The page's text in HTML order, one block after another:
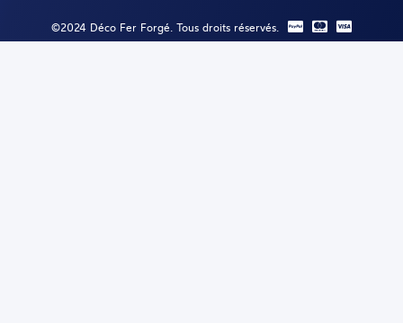
©2024 Déco Fer Forgé. Tous droits réservés.